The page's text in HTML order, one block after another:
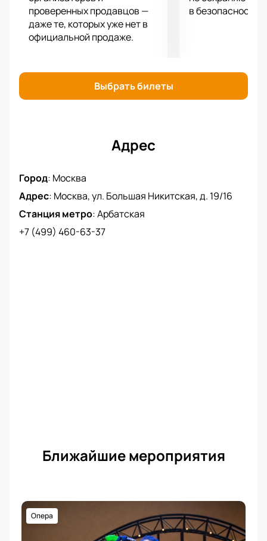
проверенных продавцов —
даже те, которых уже нет в
официальной продаже.
в безопасности.
Выбрать билеты
Адрес
Город: Москва
Адрес: Москва, ул. Большая Никитская, д. 19/16
Станция метро:Арбатская
+7 (499) 460-63-37
Ближайшие мероприятия
Опера